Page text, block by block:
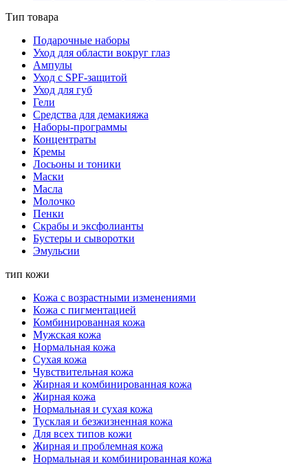
Тип товара
Подарочные наборы
Уход для области вокруг глаз
Ампулы
Уход с SPF-защитой
Уход для губ
Гели
Средства для демакияжа
Наборы-программы
Концентраты
Кремы
Лосьоны и тоники
Маски
Масла
Молочко
Пенки
Скрабы и эксфолианты
Бустеры и сыворотки
Эмульсии
тип кожи
Кожа с возрастными изменениями
Кожа с пигментацией
Комбинированная кожа
Мужская кожа
Нормальная кожа
Сухая кожа
Чувствительная кожа
Жирная и комбинированная кожа
Жирная кожа
Нормальная и сухая кожа
Тусклая и безжизненная кожа
Для всех типов кожи
Жирная и проблемная кожа
Нормальная и комбинированная кожа